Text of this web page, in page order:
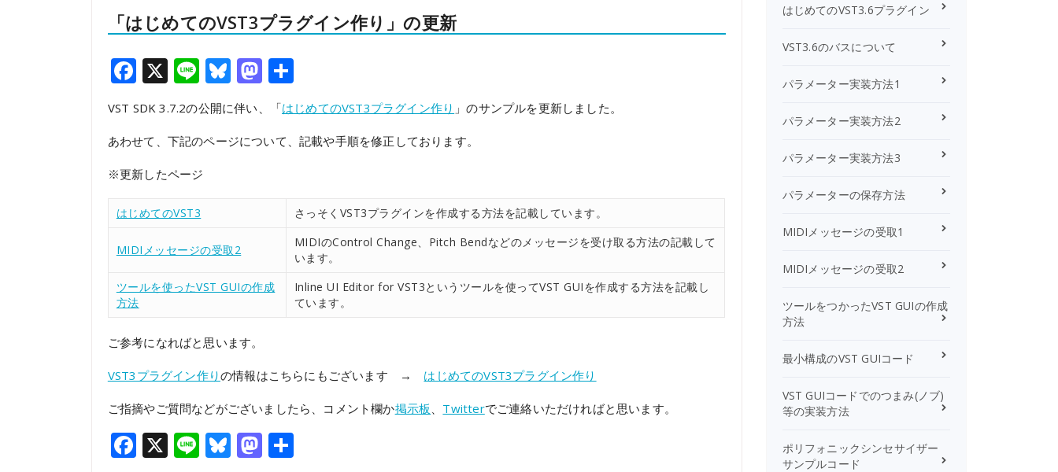
「はじめてのVST3プラグイン作り」の更新
Facebook
X LineBluesky
Mastodon
共
有
VST SDK 3.7.2の公開に伴い、「はじめてのVST3プラグイン作り 」のサンプルを更新しました。
あわせて、下記のページについて、記載や手順を修正しております。
※更新したページ
はじめてのVST3 さっそくVST3プラグインを作成する方法を記載しています。
MIDIメッセージの受取2
MIDIのControl Change、Pitch Bendなどのメッセージを受け取る方法の記載して
います。
ツールを使ったVST GUIの作成
方法
Inline UI Editor for VST3というツールを使ってVST GUIを作成する方法を記載し
ています。
ご参考になればと思います。
VST3プラグイン作りの情報はこちらにもございます → はじめてのVST3プラグイン作り
ご指摘やご質問などがございましたら、コメント欄か掲示板 、 Twitterでご連絡いただければと思います。
Facebook
X LineBluesky
Mastodon
共
はじめてのVST3.6プラグイン
VST3.6のバスについて
パラメーター実装方法1
パラメーター実装方法2
パラメーター実装方法3
パラメーターの保存方法
MIDIメッセージの受取1
MIDIメッセージの受取2
ツールをつかったVST GUIの作成
方法
最小構成のVST GUIコード
VST GUIコードでのつまみ(ノブ)
等の実装方法
ポリフォニックシンセサイザー
サンプルコード